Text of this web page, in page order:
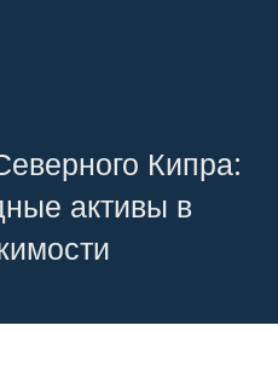
Кипра:
активы в